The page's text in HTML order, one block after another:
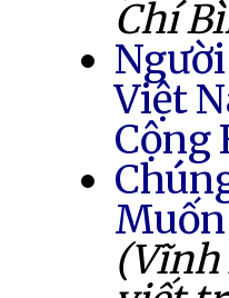
Chí
Việt
Cộng
(Vĩnh